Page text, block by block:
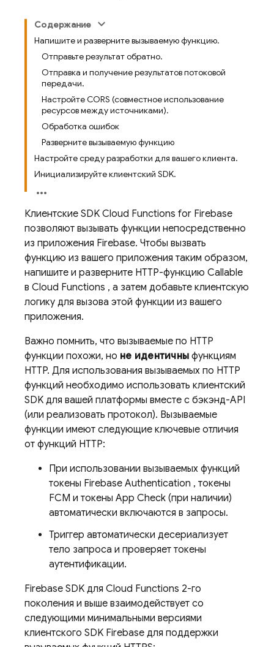
Содержание
Напишите и разверните вызываемую функцию.
Отправьте результат обратно.
Отправка и получение результатов потоковой
передачи.
Настройте CORS (совместное использование
ресурсов между источниками).
Обработка ошибок
Разверните вызываемую функцию
Настройте среду разработки для вашего клиента.
Инициализируйте клиентский SDK.
Клиентские SDK Cloud Functions for Firebase
позволяют вызывать функции непосредственно
из приложения Firebase. Чтобы вызвать
функцию из вашего приложения таким образом,
напишите и разверните HTTP-функцию Callable
в Cloud Functions , а затем добавьте клиентскую
логику для вызова этой функции из вашего
приложения.
Важно помнить, что вызываемые по HTTP
функции похожи, но не идентичны функциям
HTTP. Для использования вызываемых по HTTP
функций необходимо использовать клиентский
SDK для вашей платформы вместе с бэкэнд-API
(или реализовать протокол). Вызываемые
функции имеют следующие ключевые отличия
от функций HTTP:
При использовании вызываемых функций
токены Firebase Authentication , токены
FCM и токены App Check (при наличии)
автоматически включаются в запросы.
Триггер автоматически десериализует
тело запроса и проверяет токены
аутентификации.
Firebase SDK для Cloud Functions 2-го
поколения и выше взаимодействует со
следующими минимальными версиями
клиентского SDK Firebase для поддержки